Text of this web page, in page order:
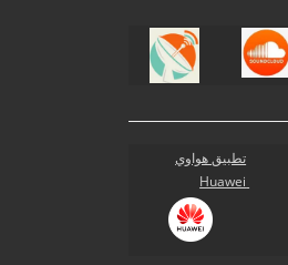
تطبيق هواوي